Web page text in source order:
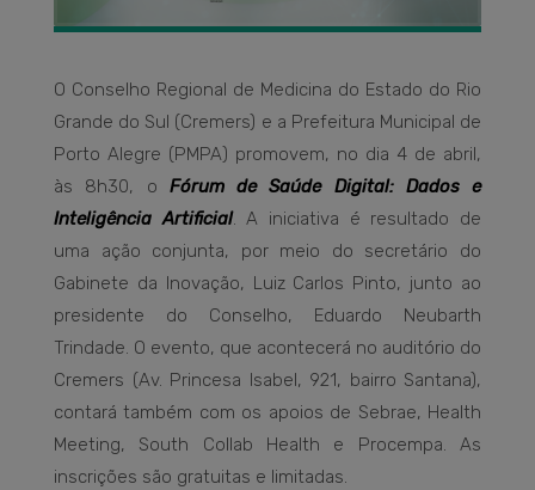
O Conselho Regional de Medicina do Estado do Rio
Grande do Sul (Cremers) e a Prefeitura Municipal de
Porto Alegre (PMPA) promovem, no dia 4 de abril,
às 8h30, o Fórum de Saúde Digital: Dados e
Inteligência Artificial. A iniciativa é resultado de
uma ação conjunta, por meio do secretário do
Gabinete da Inovação, Luiz Carlos Pinto, junto ao
presidente do Conselho, Eduardo Neubarth
Trindade. O evento, que acontecerá no auditório do
Cremers (Av. Princesa Isabel, 921, bairro Santana),
contará também com os apoios de Sebrae, Health
Meeting, South Collab Health e Procempa. As
inscrições são gratuitas e limitadas.